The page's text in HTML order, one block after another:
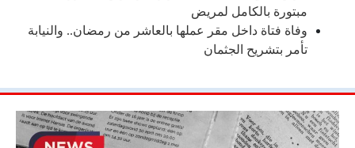
مبتورة بالكامل لمريض
وفاة فتاة داخل مقر عملها بالعاشر من رمضان.. والنيابة
تأمر بتشريح الجثمان